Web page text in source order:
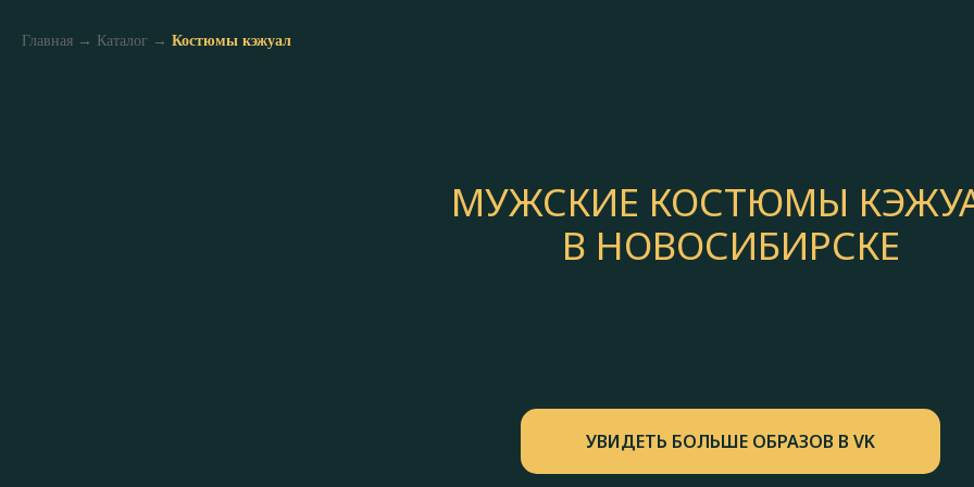
Главная → Каталог → Костюмы кэжуал
МУЖСКИЕ КОСТЮМЫ
В НОВОСИБИРСКЕ
УВИДЕТЬ БОЛЬШЕ ОБРАЗОВ В VK